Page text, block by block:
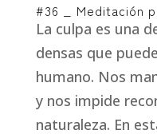
#36 _ Meditación
La culpa es una
densas que
humano. Nos
y nos impide
naturaleza. En